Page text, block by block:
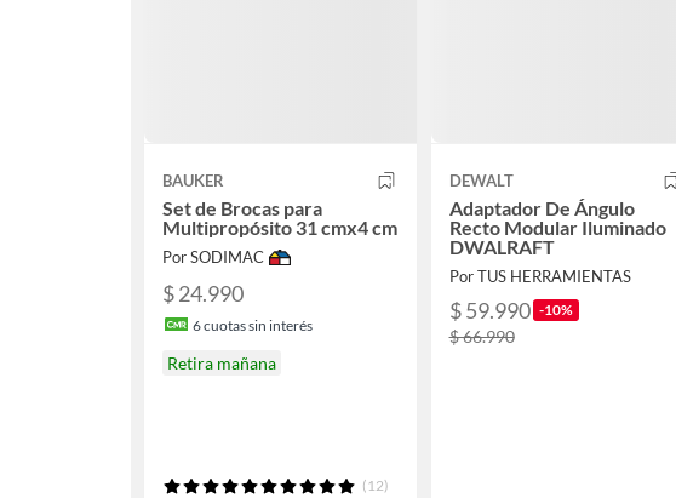
BAUKER
Set de Brocas para
Multipropósito 31 cmx4 cm
Por SODIMAC
$ 24.990
6cuotas sin interés
Retira mañana
(12)
DEWALT
Adaptador De Ángulo
Recto Modular Iluminado
DWALRAFT
Por TUS HERRAMIENTAS
$ 59.990 -10%
$ 66.990